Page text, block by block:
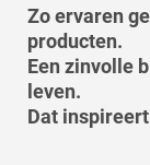
Zo ervaren
producten.
Een zinvolle
leven.
Dat